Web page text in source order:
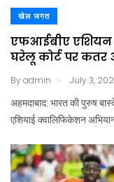
खेल जगत
एफआईबीए एशियन
घरेलू कोर्ट पर
Byadmin . July 3,
अहमदाबाद: भारत की पुरुष
एशियाई क्वालिफिकेशन